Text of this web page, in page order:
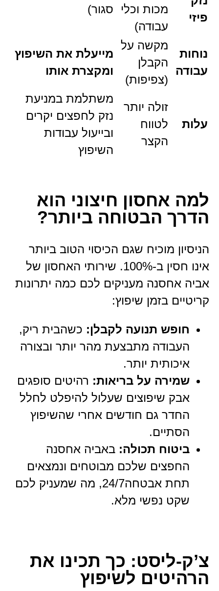
פיזי
מכות וכלי
עבודה)
סגור)
נוחות
עבודה
מקשה על
הקבלן
(צפיפות)
מייעלת את השיפוץ
ומקצרת אותו
עלות
זולה יותר
לטווח
הקצר
משתלמת במניעת
נזק לחפצים יקרים
ובייעול עבודות
השיפוץ
למה אחסון חיצוני הוא
הדרך הבטוחה ביותר?
הניסיון מוכיח שגם הכיסוי הטוב ביותר
אינו חסין ב-100%. שירותי האחסון של
אביה אחסנה מעניקים לכם כמה יתרונות
קריטיים בזמן שיפוץ:
חופש תנועה לקבלן: כשהבית ריק,
העבודה מתבצעת מהר יותר ובצורה
איכותית יותר.
שמירה על בריאות: רהיטים סופגים
אבק שיפוצים שעלול להיפלט לחלל
החדר גם חודשים אחרי שהשיפוץ
הסתיים.
ביטוח תכולה: באביה אחסנה
החפצים שלכם מבוטחים ונמצאים
תחת אבטחה24/7, מה שמעניק לכם
שקט נפשי מלא.
צ’ק-ליסט: כך תכינו את
הרהיטים לשיפוץ